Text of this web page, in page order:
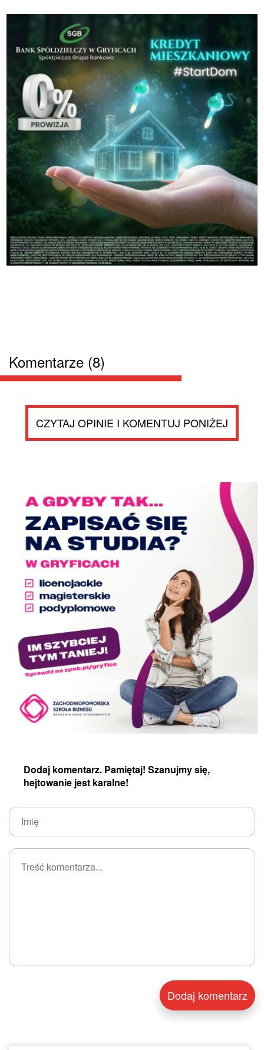
Komentarze (8)
CZYTAJ OPINIE I KOMENTUJ PONIŻEJ
Dodaj komentarz. Pamiętaj! Szanujmy się,
hejtowanie jest karalne!